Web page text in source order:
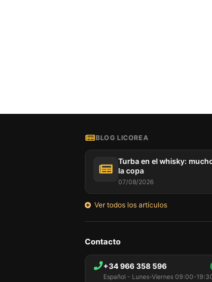
BLOG LICOREA
Turba en el whisky:
la copa
07/08/2026
Ver todos los artículos
Contacto
+34 966 358 596
Español - Lunes-Viernes 09:00-